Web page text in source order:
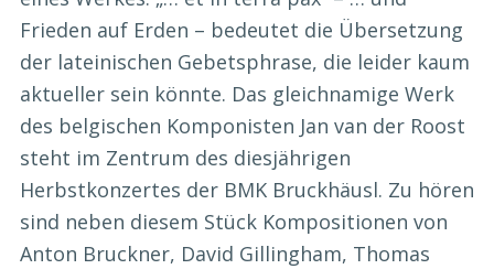
Frieden auf Erden – bedeutet die Übersetzung
der lateinischen Gebetsphrase, die leider kaum
aktueller sein könnte. Das gleichnamige Werk
des belgischen Komponisten Jan van der Roost
steht im Zentrum des diesjährigen
Herbstkonzertes der BMK Bruckhäusl. Zu hören
sind neben diesem Stück Kompositionen von
Anton Bruckner, David Gillingham, Thomas